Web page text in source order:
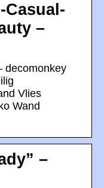
Casual-
–
decomonkey
Vlies
Wand
–